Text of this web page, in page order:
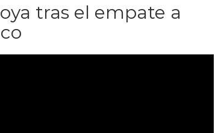
tras el empate a